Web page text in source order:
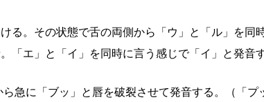
る。その状態で舌の両側から「ウ」と「ル」を同
「エ」と「イ」を同時に言う感じで「イ」と発音す
急に「ブッ」と唇を破裂させて発音する。（「プ